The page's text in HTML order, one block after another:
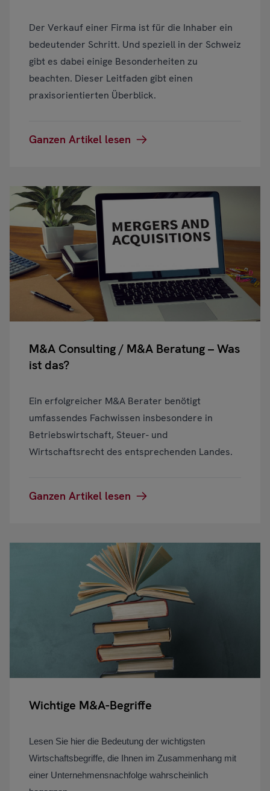
Der Verkauf einer Firma ist für die Inhaber ein
bedeutender Schritt. Und speziell in der Schweiz
gibt es dabei einige Besonderheiten zu
beachten. Dieser Leitfaden gibt einen
praxisorientierten Überblick.
Ganzen Artikel lesen
M&A Consulting / M&A Beratung – Was
ist das?
Ein erfolgreicher M&A Berater benötigt
umfassendes Fachwissen insbesondere in
Betriebswirtschaft, Steuer- und
Wirtschaftsrecht des entsprechenden Landes.
Ganzen Artikel lesen
Wichtige M&A-Begriffe
Lesen Sie hier die Bedeutung der wichtigsten
Wirtschaftsbegriffe, die Ihnen im Zusammenhang mit
einer Unternehmensnachfolge wahrscheinlich